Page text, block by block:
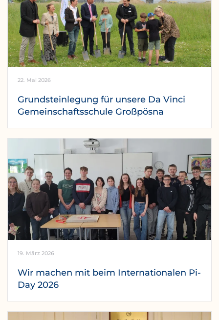
22. Mai 2026
Grundsteinlegung für unsere Da Vinci
Gemeinschaftsschule Großpösna
19. März 2026
Wir machen mit beim Internationalen Pi-
Day 2026